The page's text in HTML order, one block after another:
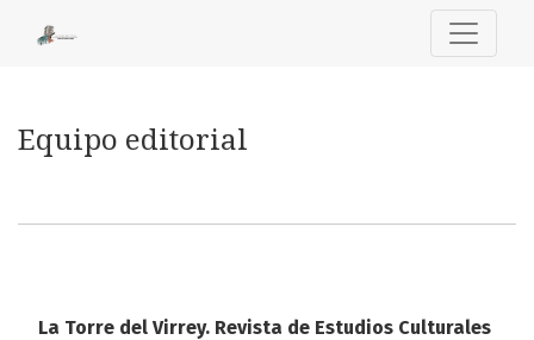
Equipo editorial
La Torre del Virrey. Revista de Estudios Culturales